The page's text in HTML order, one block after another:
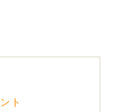
ト